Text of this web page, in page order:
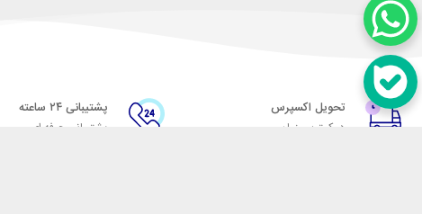
تحویل اکسپرس
در کمترین زمان
پشتیبانی ۲۴ ساعته
پشتیبانی حرفه ای